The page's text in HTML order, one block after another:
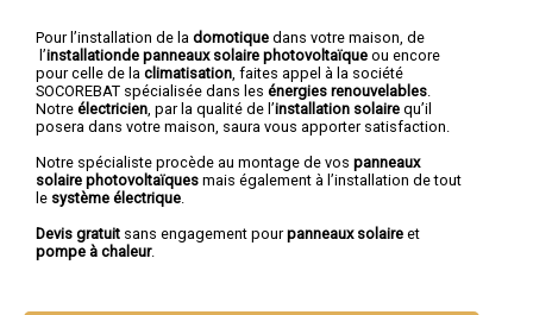
Pour l’installation de la domotique dans votre maison, de
l’installationde panneaux solaire photovoltaïque ou encore
pour celle de la climatisation, faites appel à la société
SOCOREBAT spécialisée dans les énergies renouvelables.
Notre électricien, par la qualité de l’installation solaire qu’il
posera dans votre maison, saura vous apporter satisfaction.
Notre spécialiste procède au montage de vos panneaux
solaire photovoltaïques mais également à l’installation de tout
le système électrique.
Devis gratuit sans engagement pourpanneaux solaire et
pompe à chaleur.